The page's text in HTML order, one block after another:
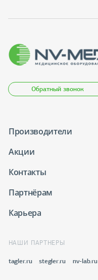
Обратный звонок
Производители
Акции
Контакты
Партнёрам
Карьера
НАШИ ПАРТНЕРЫ
tagler.ru stegler.ru nv-lab.ru